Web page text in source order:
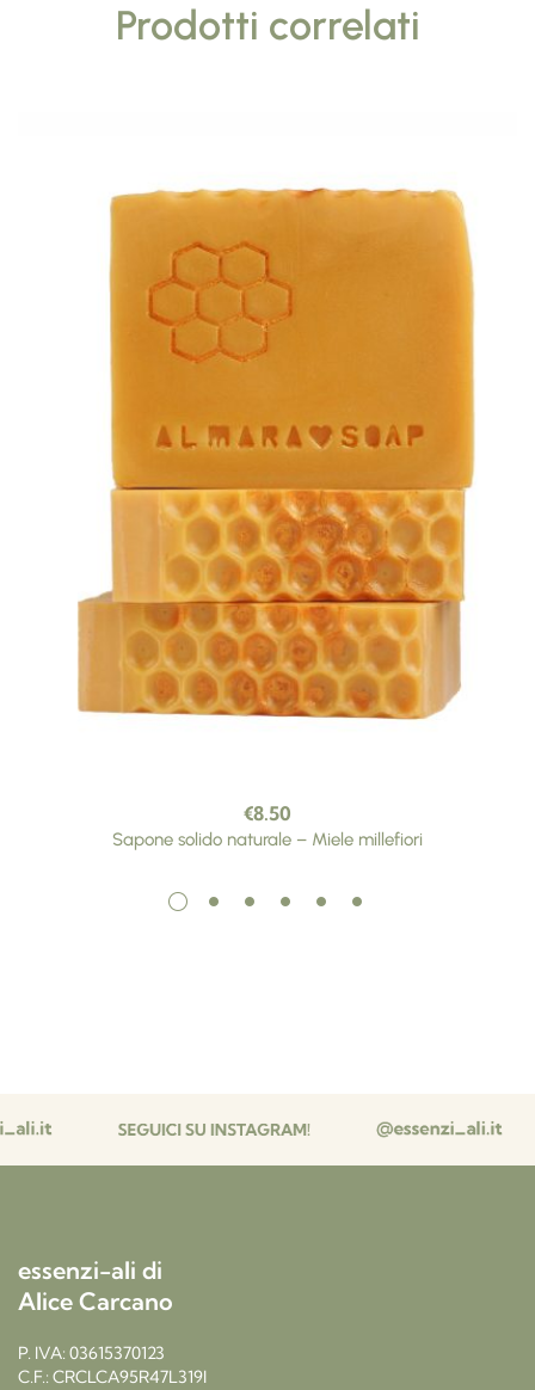
Prodotti correlati
€8.50
Sapone solido naturale – Miele millefiori
essenzi-ali di
Alice Carcano
P. IVA: 03615370123
C.F.: CRCLCA95R47L319I